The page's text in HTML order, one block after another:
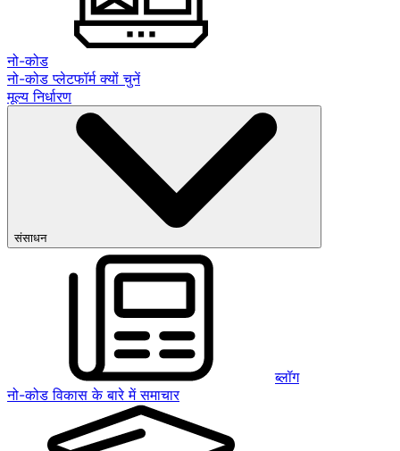
नो-कोड
नो-कोड प्लेटफॉर्म क्यों चुनें
मूल्य निर्धारण
संसाधन
ब्लॉग
नो-कोड विकास के बारे में समाचार